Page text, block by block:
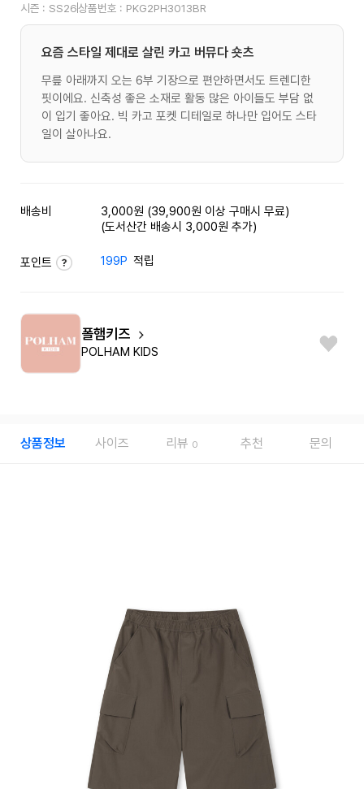
시즌 : SS26상품번호 : PKG2PH3013BR
요즘 스타일 제대로 살린 카고 버뮤다 숏츠
무릎 아래까지 오는 6부 기장으로 편안하면서도 트렌디한
핏이에요. 신축성 좋은 소재로 활동 많은 아이들도 부담 없
이 입기 좋아요. 빅 카고 포켓 디테일로 하나만 입어도 스타
일이 살아나요.
배송비
3,000원 (39,900원 이상 구매시 무료)
(도서산간 배송시 3,000원 추가)
포인트 199P 적립
폴햄키즈
POLHAM KIDS
상품정보 사이즈 리뷰 0 추천 문의